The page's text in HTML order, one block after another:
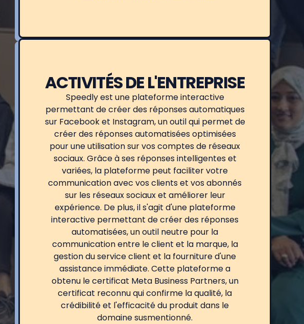
ACTIVITÉS DE L'ENTREPRISE
Speedly est une plateforme interactive
permettant de créer des réponses automatiques
sur Facebook et Instagram, un outil qui permet de
créer des réponses automatisées optimisées
pour une utilisation sur vos comptes de réseaux
sociaux. Grâce à ses réponses intelligentes et
variées, la plateforme peut faciliter votre
communication avec vos clients et vos abonnés
sur les réseaux sociaux et améliorer leur
expérience. De plus, il s'agit d'une plateforme
interactive permettant de créer des réponses
automatisées, un outil neutre pour la
communication entre le client et la marque, la
gestion du service client et la fourniture d'une
assistance immédiate. Cette plateforme a
obtenu le certificat Meta Business Partners, un
certificat reconnu qui confirme la qualité, la
crédibilité et l'efficacité du produit dans le
domaine susmentionné.